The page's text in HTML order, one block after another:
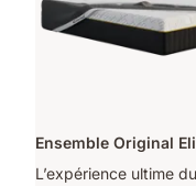
Ensemble Original
L’expérience ultime